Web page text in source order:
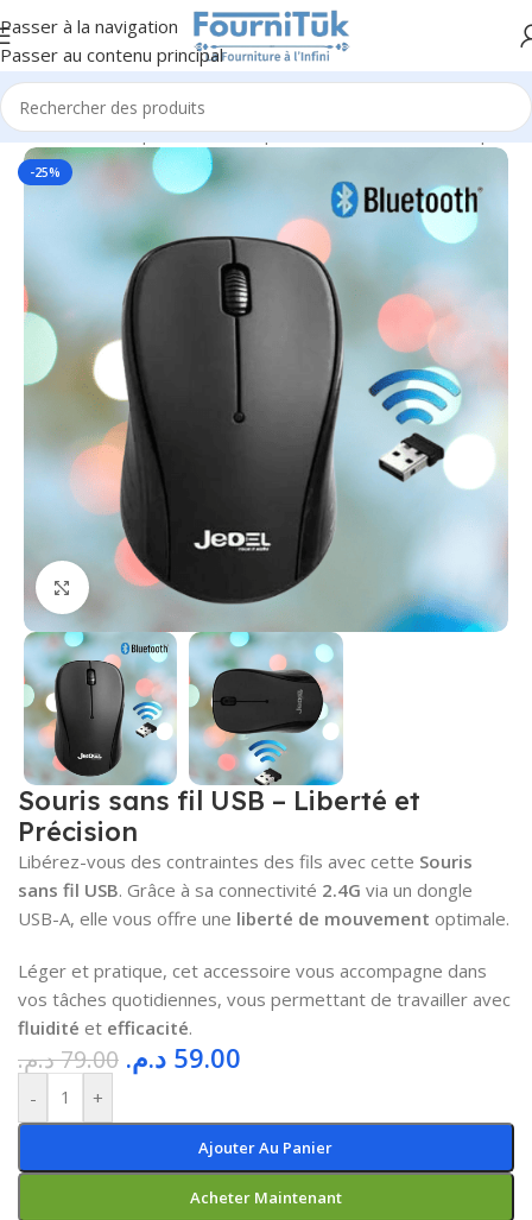
Passer à la navigation
Passer au contenu principal
/Informatique & Bureautique/Accessoires Informatiques
-25%
Cliquez pour agrandir
Souris sans fil USB – Liberté et
Précision
Libérez-vous des contraintes des fils avec cette Souris
sans fil USB. Grâce à sa connectivité 2.4G via un dongle
USB-A, elle vous offre une liberté de mouvement optimale.
Léger et pratique, cet accessoire vous accompagne dans
vos tâches quotidiennes, vous permettant de travailler avec
fluidité et efficacité.
79.00د.م. 59.00 د.م.
- +
Ajouter Au Panier
Acheter Maintenant